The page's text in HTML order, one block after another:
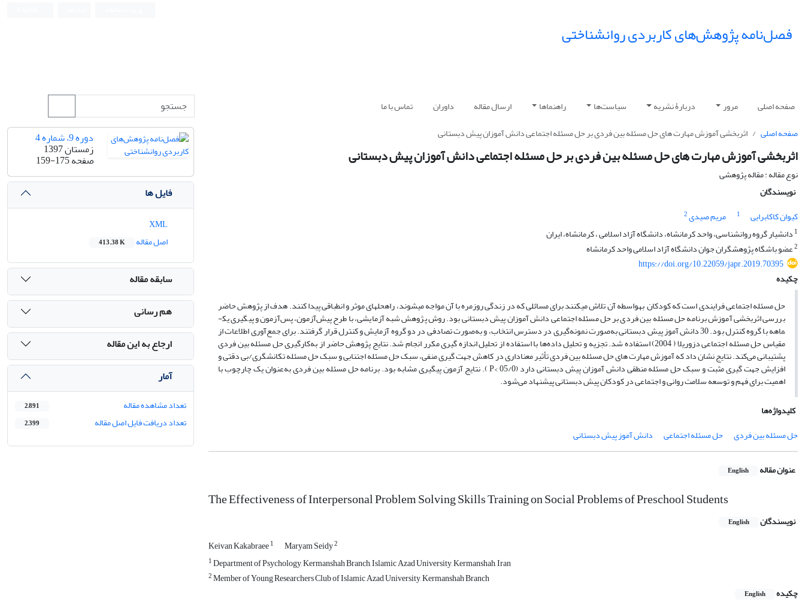
فصل‌نامه پژوهش‌های کاربردی روانشناختی
صفحه اصلی مرور دربارۀ نشریه سیاست‌ها راهنماها ارسال مقاله داوران
تماس با ما
صفحه اصلی
اثربخشی آموزش مهارت های حل مسئله بین فردی بر حل مسئله اجتماعی دانش آموزان پیش دبستانی
اثربخشی آموزش مهارت های حل مسئله بین فردی بر حل مسئله اجتماعی دانش آموزان پیش دبستانی
نوع مقاله : مقاله پژوهشی
نویسندگان
کیوان کاکابرایی
1 مریم صیدی2
1 دانشیار گروه روانشناسی، واحد کرمانشاه، دانشگاه آزاد اسلامی ، کرمانشاه، ایران
2عضو باشگاه پژوهشگران جوان دانشگاه آزاد اسلامی واحد کرمانشاه
https://doi.org/10.22059/japr.2019.70395
چکیده
حل مسئله اجتماعی فرایندی است که کودکان به­واسطه آن تلاش می­کنند برای مسائلی که در زندگی روزمره با آن مواجه می­شوند، راه­حل­های موثر و انطباقی پیدا کنند. هدف از پژوهش حاضر
بررسی اثربخشی آموزش برنامه حل مسئله بین فردی بر حل مسئله اجتماعی دانش آموزان پیش دبستانی بود. روش پژوهش شبه آزمایشی، با طرح پیش‌آزمون، پس‌آزمون و پیگیری یک­­
ماهه با گروه کنترل بود. 30 دانش آموز پیش دبستانی به‌صورت نمونه‌گیری در دسترس انتخاب، و به‌صورت تصادفی در دو گروه آزمایش و کنترل قرار گرفتند. برای جمع‌آوری اطلاعات از
مقیاس حل مسئله اجتماعی دزوریلا ( 2004) استفاده شد. تجزیه‌ و تحلیل داده‌ها با استفاده از تحلیل اندازه گیری مکرر انجام شد. نتایج پژوهش حاضر از به‌کارگیری حل مسئله بین فردی
پشتیبانی می‌کند. نتایج نشان داد که آموزش مهارت های حل مسئله بین فردی تأثیر معناداری در کاهش جهت گیری منفی، سبک حل مسئله اجتنابی و سبک حل مسئله تکانشگری/بی دقتی و
افزایش جهت گیری مثبت و سبک حل مسئله منطقی دانش آموزان پیش دبستانی دارد (05/0 >P ). نتایج آزمون پیگیری مشابه بود. برنامه حل مسئله بین فردی به‌عنوان یک چارچوب با
اهمیت برای فهم و توسعه سلامت روانی و اجتماعی در کودکان پیش دبستانی پیشنهاد می‌شود.
کلیدواژه‌ها
حل مسئله بین فردی
حل مسئله اجتماعی دانش آموز پیش دبستانی
عنوان مقاله English
The Effectiveness of Interpersonal Problem Solving Skills Training on Social Problems of Preschool Students
نویسندگان English
Keivan Kakabraee1 Maryam Seidy2
1Department of Psychology, Kermanshah Branch, Islamic Azad University, Kermanshah, Iran
2Member of Young Researchers Club of Islamic Azad University, Kermanshah Branch
چکیده
English
دوره 9، شماره 4
زمستان 1397
صفحه159-175
فایل ها
اصل مقاله
413.38 K
سابقه مقاله
هم رسانی
ارجاع به این مقاله
آمار
تعداد مشاهده مقاله 2,891
تعداد دریافت فایل اصل مقاله 2,399